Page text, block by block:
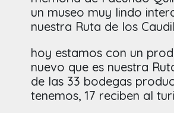
un museo muy lindo
nuestra Ruta de los
hoy estamos con un
nuevo que es nuestra
de las 33 bodegas
tenemos, 17 reciben al